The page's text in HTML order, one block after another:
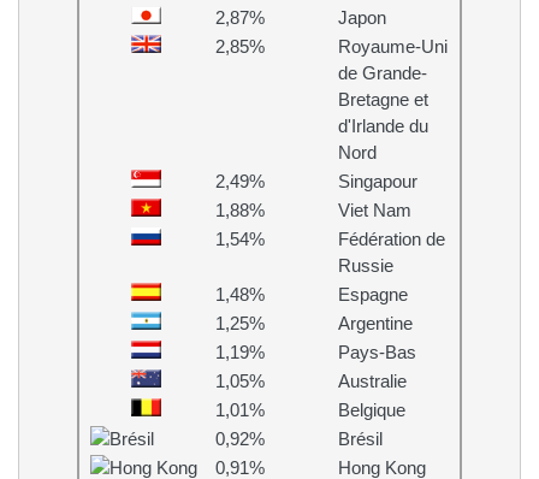
2,87%
Japon
2,85%
Royaume-Uni
de Grande-
Bretagne et
d'Irlande du
Nord
2,49%
Singapour
1,88%
Viet Nam
1,54%
Fédération de
Russie
1,48%
Espagne
1,25%
Argentine
1,19%
Pays-Bas
1,05%
Australie
1,01%
Belgique
0,92%
Brésil
0,91%
Hong Kong